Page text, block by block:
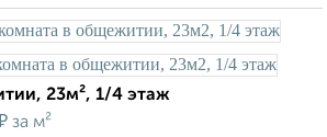
23м², 1/4 этаж
за м²